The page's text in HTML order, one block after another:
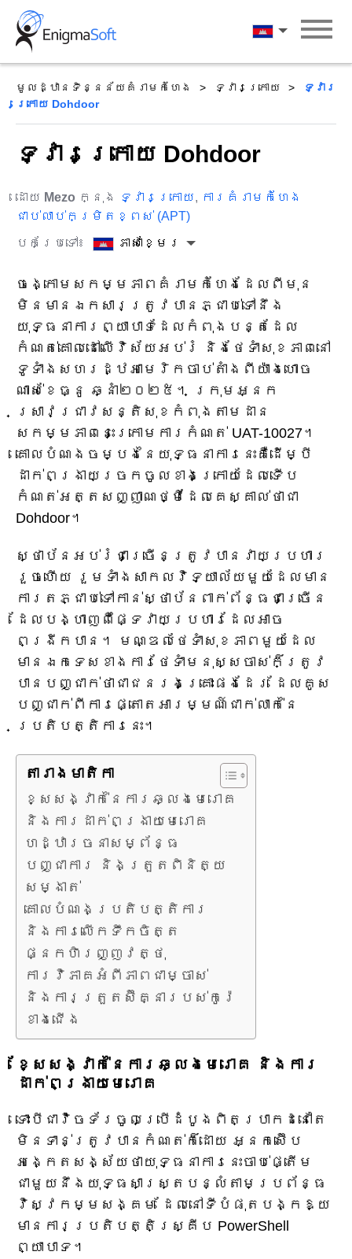
Skip
content
ភាសាខ្មែរ
មូលដ្ឋានទិន្នន័យគំរាមកំហែង ទ្វារក្រោយ
ទ្វារ
ក្រោយ Dohdoor
ទ្វារក្រោយ Dohdoor
ដោយ Mezo ក្នុង ទ្វារក្រោយ, ការគំរាមកំហែង
ជាប់លាប់កម្រិតខ្ពស់ (APT)
បកប្រែទៅ៖
ភាសាខ្មែរ
ចង្កោមសកម្មភាពគំរាមកំហែងដែលពីមុន
មិនមានឯកសារត្រូវបានភ្ជាប់ទៅនឹង
យុទ្ធនាការព្យាបាទដែលកំពុងបន្តដែល
កំណត់គោលដៅលើវិស័យអប់រំ និងថែទាំសុខភាពនៅ
ទូទាំងសហរដ្ឋអាមេរិកចាប់តាំងពីយ៉ាងហោច
ណាស់ខែធ្នូ ឆ្នាំ២០២៥។ ក្រុមអ្នក
ស្រាវជ្រាវសន្តិសុខកំពុងតាមដាន
សកម្មភាពនេះក្រោមការកំណត់ UAT-10027។
គោលបំណងចម្បងនៃយុទ្ធនាការនេះគឺដើម្បី
ដាក់ពង្រាយច្រកចូលខាងក្រោយដែលទើប
កំណត់អត្តសញ្ញាណថ្មីដែលគេស្គាល់ថាជា
Dohdoor។
ស្ថាប័នអប់រំជាច្រើនត្រូវបានវាយប្រហារ
រួចហើយ រួមទាំងសាកលវិទ្យាល័យមួយដែលមាន
ការតភ្ជាប់ទៅកាន់ស្ថាប័នពាក់ព័ន្ធជាច្រើន
ដែលបង្ហាញពីផ្ទៃវាយប្រហារដែលអាច
ពង្រីកបាន។ មណ្ឌលថែទាំសុខភាពមួយដែល
មានឯកទេសខាងការថែទាំមនុស្សចាស់ក៏ត្រូវ
បានបញ្ជាក់ថាជាជនរងគ្រោះផងដែរ ដែលគូស
បញ្ជាក់ពីការផ្តោតអារម្មណ៍ជាក់លាក់នៃ
ប្រតិបត្តិការនេះ។
តារាង​មាតិកា
ខ្សែសង្វាក់នៃការឆ្លងមេរោគ
និងការដាក់ពង្រាយមេរោគ
ហេដ្ឋារចនាសម្ព័ន្ធ
បញ្ជាការ និងត្រួតពិនិត្យ
សម្ងាត់
គោលបំណងប្រតិបត្តិការ
និងការលើកទឹកចិត្ត
ផ្នែកហិរញ្ញវត្ថុ
ការវិភាគអំពីភាពជាម្ចាស់
និងការត្រួតស៊ីគ្នារបស់កូរ៉េ
ខាងជើង
ខ្សែសង្វាក់នៃការឆ្លងមេរោគ និងការ
ដាក់ពង្រាយមេរោគ
ទោះបីជាវ៉ិចទ័រចូលប្រើដំបូងពិតប្រាកដនៅតែ
មិនទាន់ត្រូវបានកំណត់ក៏ដោយ អ្នកស៊ើប
អង្កេតសង្ស័យថាយុទ្ធនាការនេះចាប់ផ្តើម
ជាមួយនឹងយុទ្ធសាស្ត្របន្លំតាមប្រព័ន្ធ
វិស្វកម្មសង្គម ដែលនៅទីបំផុតបង្កឱ្យ
មានការប្រតិបត្តិស្គ្រីប PowerShell
ព្យាបាទ។